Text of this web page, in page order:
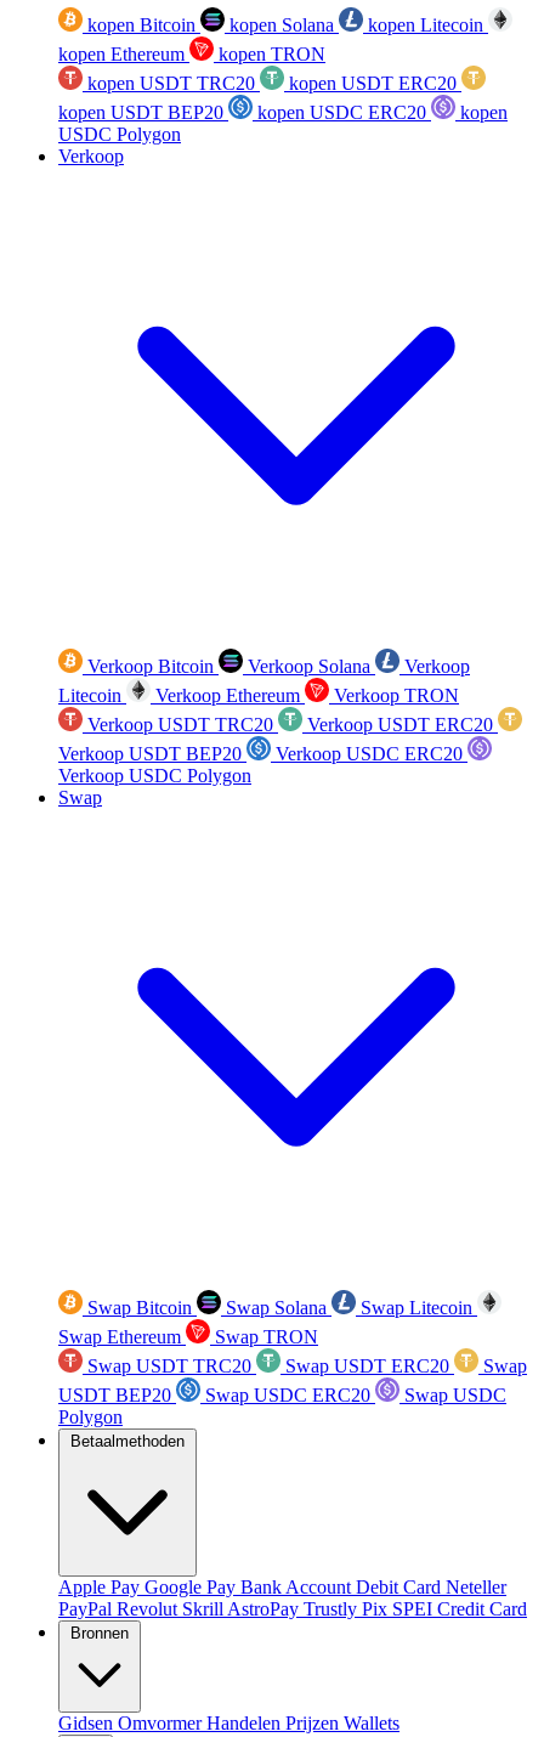
kopen Bitcoin kopen Solana
kopen Litecoin
kopen Ethereum
kopen TRON
kopen USDT TRC20
kopen USDT ERC20
kopen USDT BEP20
kopen USDC ERC20
kopen
USDC Polygon
Verkoop
Verkoop Bitcoin Verkoop Solana
Verkoop
Litecoin
Verkoop Ethereum
Verkoop TRON
Verkoop USDT TRC20
Verkoop USDT ERC20
Verkoop USDT BEP20
Verkoop USDC ERC20
Verkoop USDC Polygon
Swap
Swap Bitcoin Swap Solana
Swap Litecoin
Swap Ethereum
Swap TRON
Swap USDT TRC20
Swap USDT ERC20
Swap
USDT BEP20
Swap USDC ERC20
Swap USDC
Polygon
Betaalmethoden
Apple Pay Google Pay Bank Account Debit Card Neteller
PayPal Revolut Skrill AstroPay Trustly Pix SPEI Credit Card
Bronnen
Gidsen OmvormerHandelen Prijzen Wallets